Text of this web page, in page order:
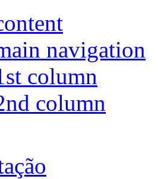
navigation
column
column